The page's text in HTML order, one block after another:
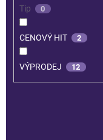
Tip 0
CENOVÝ HIT 2
VÝPRODEJ 12